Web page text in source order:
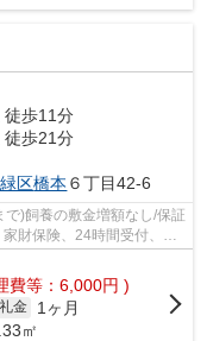
徒歩11分
徒歩21分
区橋本 ６丁目42-6
)飼養の敷金増額なし/保証
財保険、24時間受付、優
費等：6,000円 )
礼金
1ヶ月
㎡